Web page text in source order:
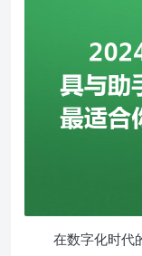
在数字化时代